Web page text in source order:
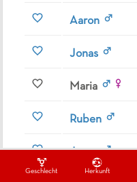
Geschlecht Herkunft
Aaron
Jonas
Maria
Ruben
Josua